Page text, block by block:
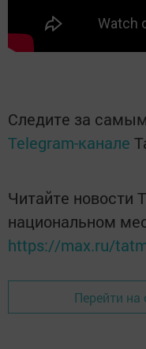
Следите за
Telegram-канале
Читайте новости
национальном
https://max.ru/
Перейти на